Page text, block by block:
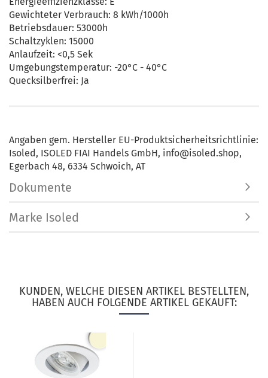
Gewichteter Verbrauch: 8 kWh/1000h
Betriebsdauer: 53000h
Schaltzyklen: 15000
Anlaufzeit: <0,5 Sek
Umgebungstemperatur: -20°C - 40°C
Quecksilberfrei: Ja
Angaben gem. Hersteller EU-Produktsicherheitsrichtlinie:
Isoled, ISOLED FIAI Handels GmbH, info@isoled.shop,
Egerbach 48, 6334 Schwoich, AT
Dokumente
Marke Isoled
KUNDEN, WELCHE DIESEN ARTIKEL BESTELLTEN,
HABEN AUCH FOLGENDE ARTIKEL GEKAUFT: